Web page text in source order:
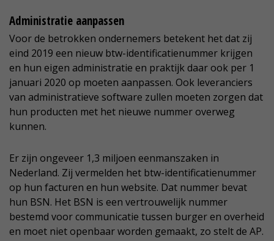
Administratie aanpassen
Voor de betrokken ondernemers betekent het dat zij
eind 2019 een nieuw btw-identificatienummer krijgen
en hun eigen administratie en praktijk daar ook per 1
januari 2020 op moeten aanpassen. Ook leveranciers
van administratieve software zullen moeten zorgen dat
hun producten met het nieuwe nummer overweg
kunnen.
Er zijn ongeveer 1,3 miljoen eenmanszaken in
Nederland. Zij vermelden het btw-identificatienummer
op hun facturen en hun website. Dat nummer bevat
hun BSN. Het BSN is een vertrouwelijk nummer
bestemd voor communicatie tussen burger en overheid
en moet niet openbaar worden gemaakt, zo stelt de AP.